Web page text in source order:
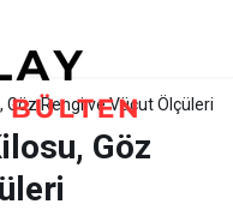
Göz Rengi ve Vücut Ölçüleri
Göz
Kilosu, Göz